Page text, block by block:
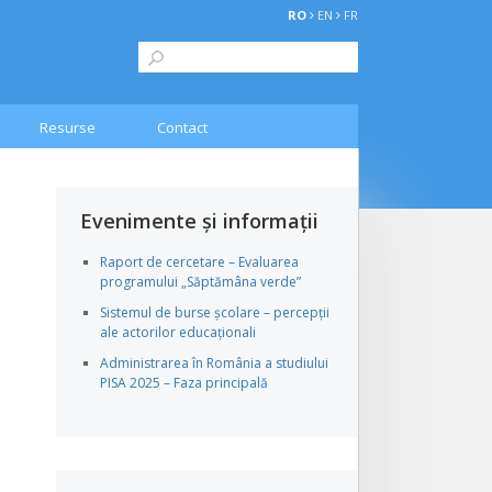
RO EN FR
Resurse Contact
Evenimente și informații
Raport de cercetare – Evaluarea
programului „Săptămâna verde”
Sistemul de burse școlare – percepții
ale actorilor educaționali
Administrarea în România a studiului
PISA 2025 – Faza principală